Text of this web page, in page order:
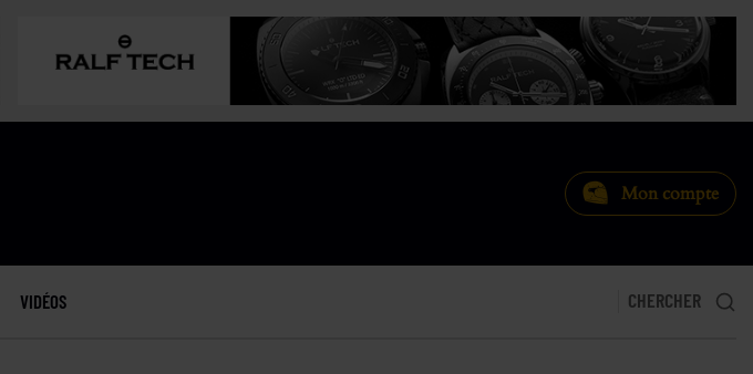
Mon compte
VIDÉOS CHERCHER